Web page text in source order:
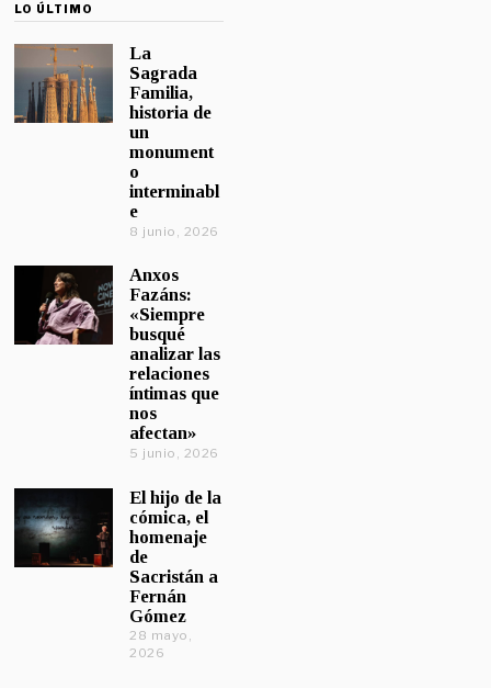
LO ÚLTIMO
La
Sagrada
Familia,
historia de
un
monument
o
interminabl
e
8 junio, 2026
Anxos
Fazáns:
«Siempre
busqué
analizar las
relaciones
íntimas que
nos
afectan»
5 junio, 2026
El hijo de la
cómica, el
homenaje
de
Sacristán a
Fernán
Gómez
28 mayo,
2026